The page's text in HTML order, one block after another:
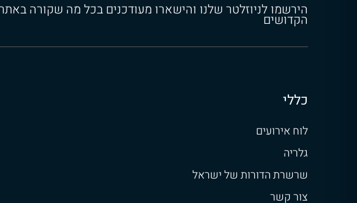
הירשמו לניוזלטר שלנו והישארו מעודכנים בכל מה שקורה
הקדושים
כללי
לוח אירועים
גלריה
שרשרת הדורות של ישראל
צור קשר